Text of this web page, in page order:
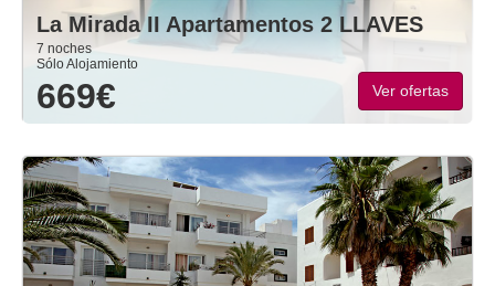
La Mirada II Apartamentos 2 LLAVES
7 noches
Sólo Alojamiento
669€ Ver ofertas